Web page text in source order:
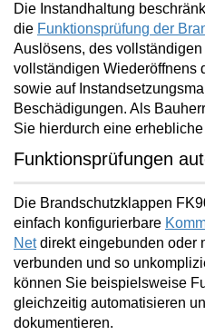
Die Instandhaltung
die Funktionsprüfung der
Auslösens, des
vollständigen Wiederöffnens
sowie auf
Beschädigungen. Als
Sie hierdurch eine
Funktionsprüfungen
Die Brandschutzklappen
einfach konfigurierbare
Net direkt eingebunden oder
verbunden und so
können Sie beispielsweise
gleichzeitig automatisieren
dokumentieren.